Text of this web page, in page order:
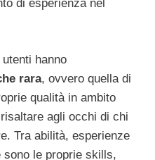
di esperienza nel
hanno
rara, ovvero quella di
qualità in ambito
agli occhi di chi
Tra abilità, esperienze
sono le proprie skills,